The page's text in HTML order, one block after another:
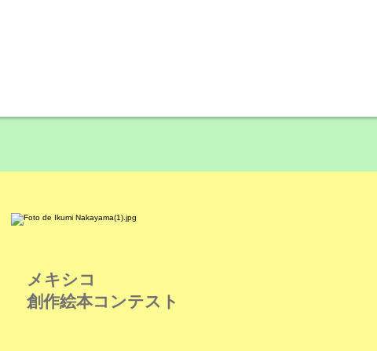
メキシコ
創作絵本コンテスト